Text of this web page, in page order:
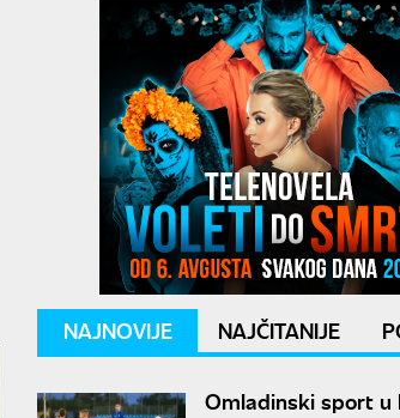
NAJNOVIJE NAJČITANIJE
Omladinski sport u